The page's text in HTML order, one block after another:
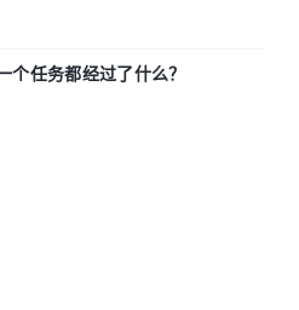
任务都经过了什么？